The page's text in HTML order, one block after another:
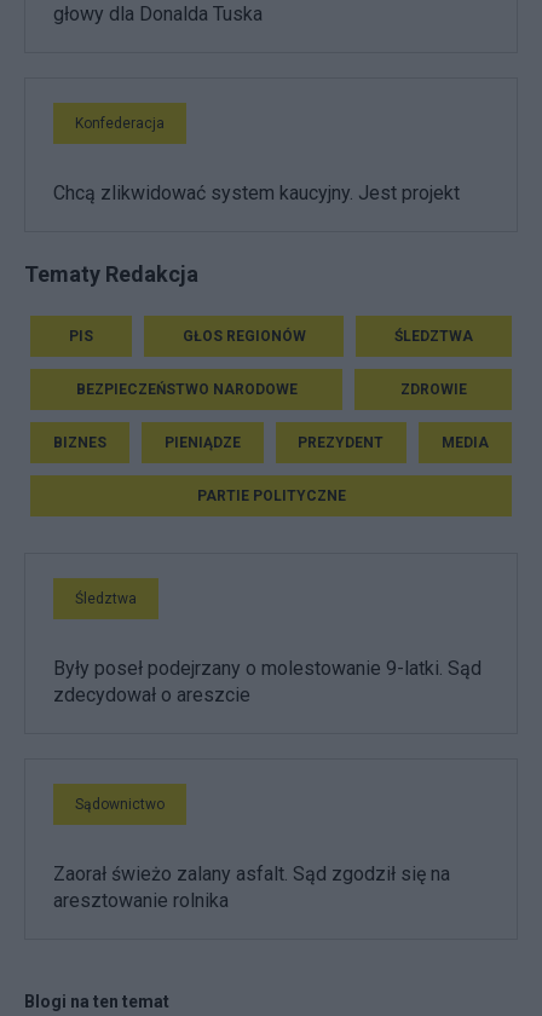
głowy dla Donalda Tuska
Konfederacja
Chcą zlikwidować system kaucyjny. Jest projekt
Tematy Redakcja
PIS GŁOS REGIONÓW ŚLEDZTWA
BEZPIECZEŃSTWO NARODOWE ZDROWIE
BIZNES PIENIĄDZE PREZYDENT MEDIA
PARTIE POLITYCZNE
Śledztwa
Były poseł podejrzany o molestowanie 9-latki. Sąd
zdecydował o areszcie
Sądownictwo
Zaorał świeżo zalany asfalt. Sąd zgodził się na
aresztowanie rolnika
Blogi na ten temat